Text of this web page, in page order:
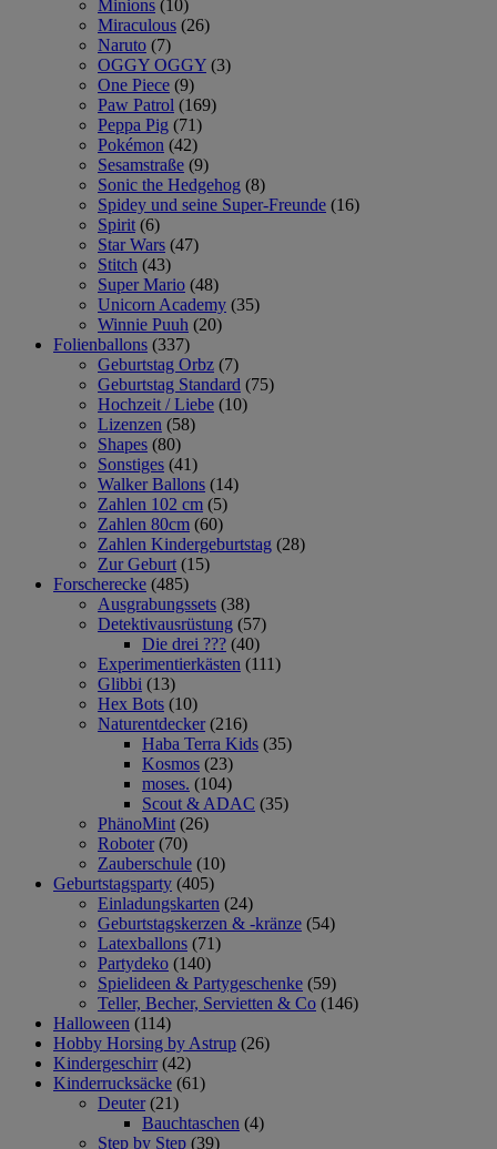
Minions (10)
Miraculous (26)
Naruto (7)
OGGY OGGY (3)
One Piece (9)
Paw Patrol (169)
Peppa Pig (71)
Pokémon (42)
Sesamstraße (9)
Sonic the Hedgehog (8)
Spidey und seine Super-Freunde (16)
Spirit (6)
Star Wars (47)
Stitch (43)
Super Mario (48)
Unicorn Academy (35)
Winnie Puuh (20)
Folienballons (337)
Geburtstag Orbz (7)
Geburtstag Standard (75)
Hochzeit / Liebe (10)
Lizenzen (58)
Shapes (80)
Sonstiges (41)
Walker Ballons (14)
Zahlen 102 cm (5)
Zahlen 80cm (60)
Zahlen Kindergeburtstag (28)
Zur Geburt (15)
Forscherecke (485)
Ausgrabungssets (38)
Detektivausrüstung (57)
Die drei ??? (40)
Experimentierkästen (111)
Glibbi (13)
Hex Bots (10)
Naturentdecker (216)
Haba Terra Kids (35)
Kosmos (23)
moses. (104)
Scout & ADAC (35)
PhänoMint (26)
Roboter (70)
Zauberschule (10)
Geburtstagsparty (405)
Einladungskarten (24)
Geburtstagskerzen & -kränze (54)
Latexballons (71)
Partydeko (140)
Spielideen & Partygeschenke (59)
Teller, Becher, Servietten & Co (146)
Halloween (114)
Hobby Horsing by Astrup (26)
Kindergeschirr (42)
Kinderrucksäcke (61)
Deuter (21)
Bauchtaschen (4)
Step by Step (39)